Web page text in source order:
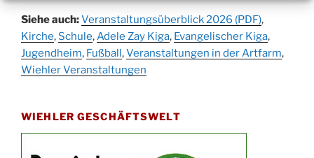
13.09.
Umzug und Feier zum Erntedankfest am
Stadtteilhaus um 14:00 Uhr
19.09.
Schlagerabend im Stadtteilhaus
Drabenderhöhe
Kinderbibeltag im Ev. Gemeindehaus von 10-
12 Uhr
Siehe auch:Veranstaltungsüberblick 2026 (PDF),
Kirche, Schule,Adele Zay Kiga, Evangelischer Kiga,
Jugendheim, Fußball,Veranstaltungen in der Artfarm,
Wiehler Veranstaltungen
WIEHLER GESCHÄFTSWELT